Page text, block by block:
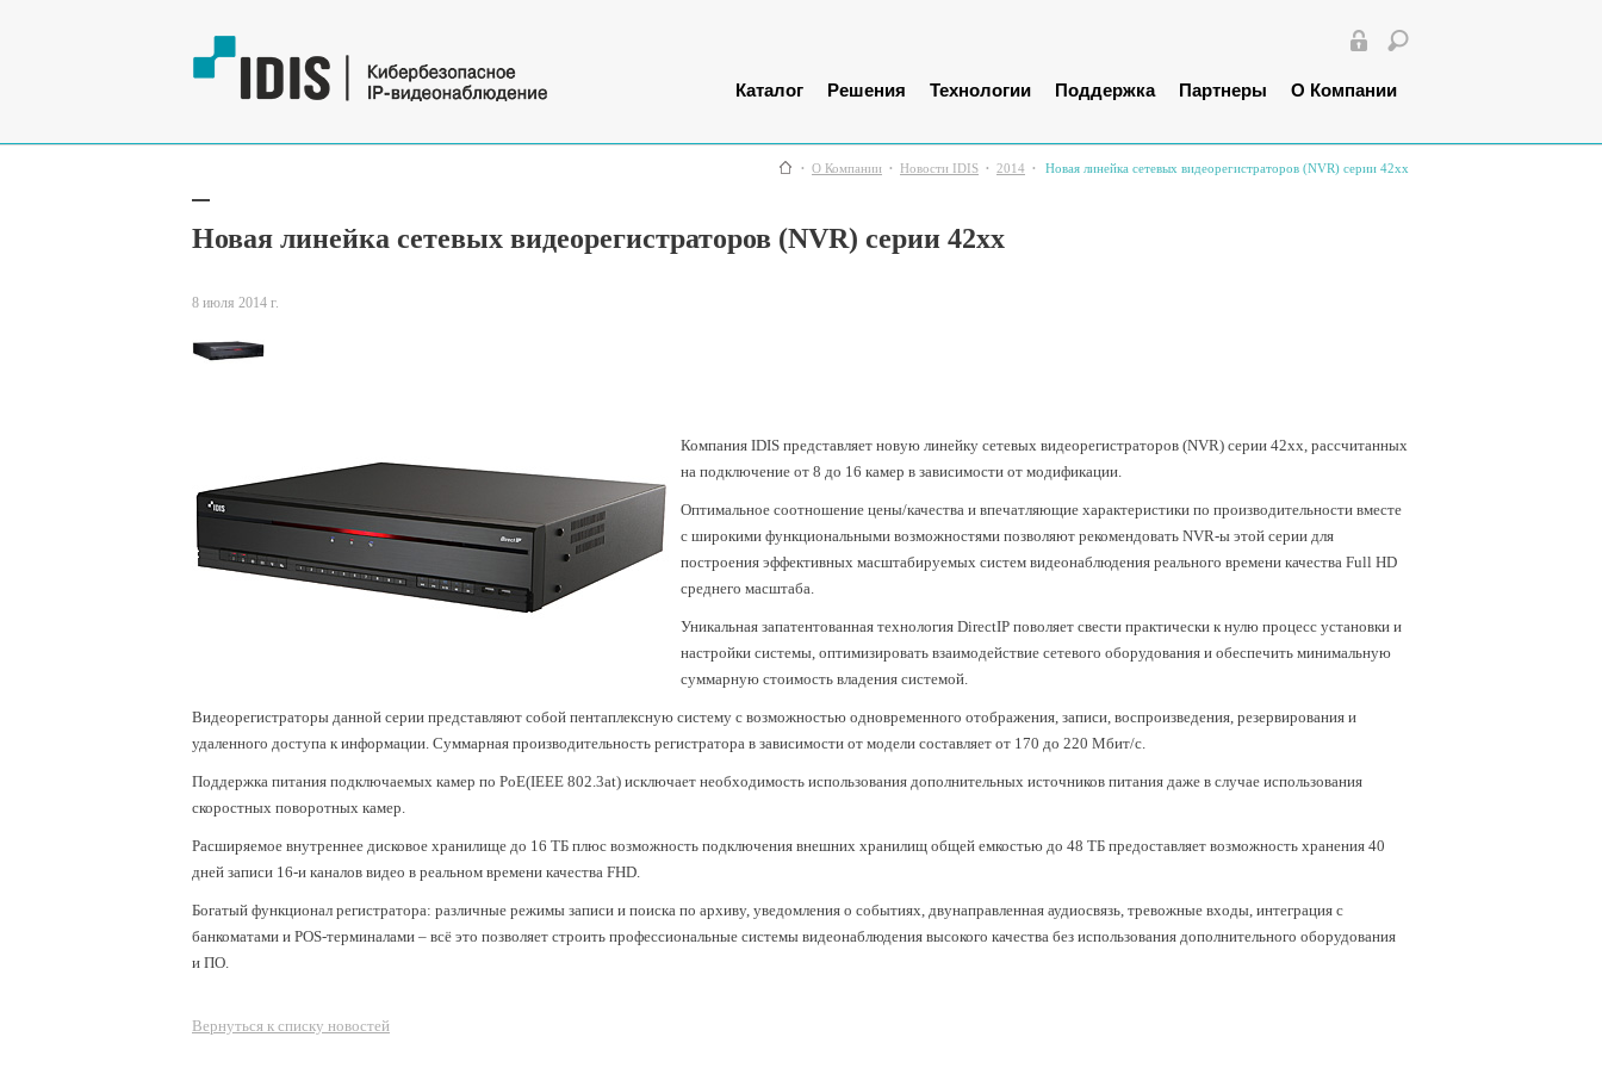
Каталог Решения Технологии Поддержка Партнеры О Компании
О Компании Новости IDIS 2014 Новая линейка сетевых видеорегистраторов (NVR) серии 42xx
Новая линейка сетевых видеорегистраторов (NVR) серии 42xx
8 июля 2014 г.
Компания IDIS представляет новую линейку сетевых видеорегистраторов (NVR) серии 42xx, рассчитанных
на подключение от 8 до 16 камер в зависимости от модификации.
Оптимальное соотношение цены/качества и впечатляющие характеристики по производительности вместе
с широкими функциональными возможностями позволяют рекомендовать NVR-ы этой серии для
построения эффективных масштабируемых систем видеонаблюдения реального времени качества Full HD
среднего масштаба.
Уникальная запатентованная технология DirectIP поволяет свести практически к нулю процесс установки и
настройки системы, оптимизировать взаимодействие сетевого оборудования и обеспечить минимальную
суммарную стоимость владения системой.
Видеорегистраторы данной серии представляют собой пентаплексную систему с возможностью одновременного отображения, записи, воспроизведения, резервирования и
удаленного доступа к информации. Суммарная производительность регистратора в зависимости от модели составляет от 170 до 220 Мбит/c.
Поддержка питания подключаемых камер по PoE(IEEE 802.3at) исключает необходимость использования дополнительных источников питания даже в случае использования
скоростных поворотных камер.
Расширяемое внутреннее дисковое хранилище до 16 ТБ плюс возможность подключения внешних хранилищ общей емкостью до 48 ТБ предоставляет возможность хранения 40
дней записи 16-и каналов видео в реальном времени качества FHD.
Богатый функционал регистратора: различные режимы записи и поиска по архиву, уведомления о событиях, двунаправленная аудиосвязь, тревожные входы, интеграция с
банкоматами и POS-терминалами – всё это позволяет строить профессиональные системы видеонаблюдения высокого качества без использования дополнительного оборудования
и ПО.
Вернуться к списку новостей